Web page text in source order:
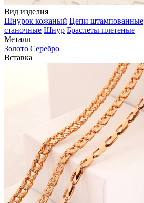
Вид изделия
Шнурок кожаный Цепи штампованные
станочные Шнур Браслеты плетеные
Металл
Золото Серебро
Вставка